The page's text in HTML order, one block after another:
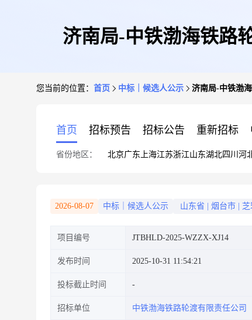
济南局-中铁渤海铁路
您当前的位置： 首页 中标｜候选人公示 济南局-中铁渤
首页 招标预告 招标公告 重新招标
省份地区： 北京广东 上海江苏浙江山东湖北四川 河
2026-08-07 中标｜候选人公示 山东省 烟台市 芝
项目编号 JTBHLD-2025-WZZX-XJ14
发布时间 2025-10-31 11:54:21
投标截止时间
招标单位 中铁渤海铁路轮渡有限责任公司